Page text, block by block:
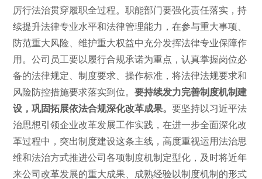
厉行法治贯穿履职全过程。职能部门要强化责任落实，持
续提升法律专业水平和法律管理能力，在参与重大事项、
防范重大风险、维护重大权益中充分发挥法律专业保障作
用。公司员工要以履行合规承诺为重点，认真掌握岗位必
备的法律规定、制度要求、操作标准，将法律法规要求和
风险防控措施要求落实到位。要持续发力完善制度机制建
设，巩固拓展依法合规深化改革成果。要坚持以习近平法
治思想引领企业改革发展工作实践，在进一步全面深化改
革过程中，突出制度建设这条主线，高度重视运用法治思
维和法治方式推进公司各项制度机制定型化，及时将近年
来公司改革发展的重大成果、成熟经验以制度机制的形式